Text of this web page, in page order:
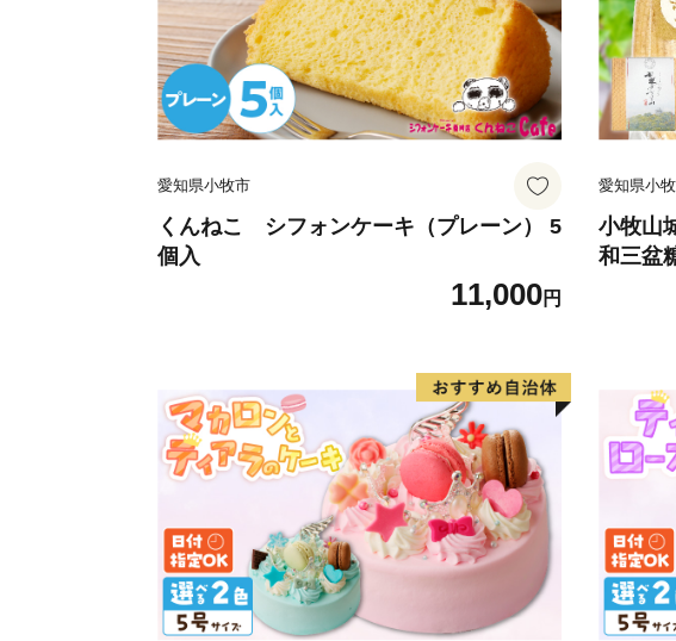
愛知県小牧市
くんねこ シフォンケーキ（プレーン） 5
個入
11,000円
愛知県小
小牧山
和三盆
ーヘ
常温